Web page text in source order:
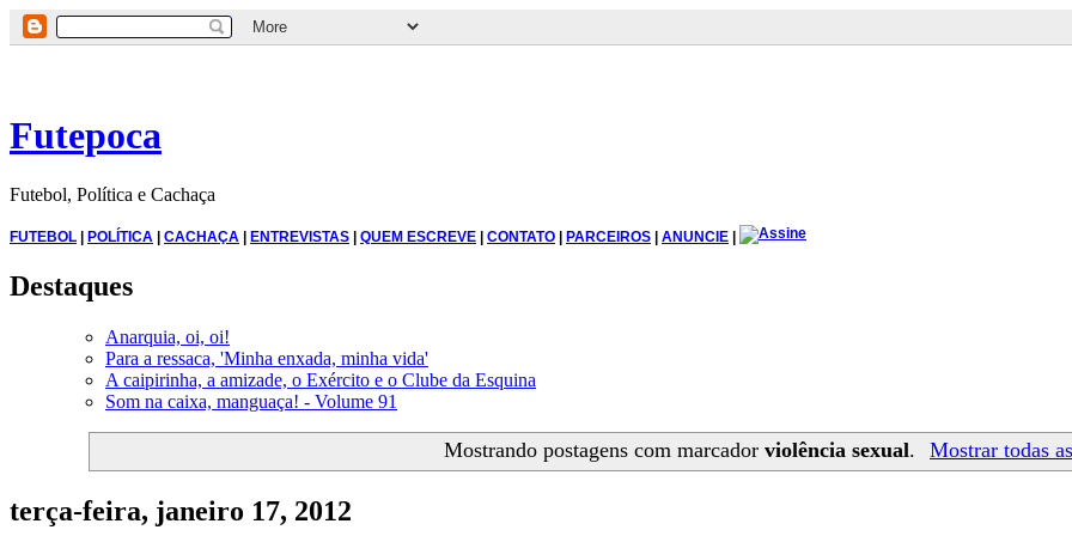
Futepoca
Futebol, Política e Cachaça
FUTEBOL | POLÍTICA | CACHAÇA | ENTREVISTAS | QUEM ESCREVE | CONTATO | PARCEIROS | ANUNCIE |
Destaques
Anarquia, oi, oi!
Para a ressaca, 'Minha enxada, minha vida'
A caipirinha, a amizade, o Exército e o Clube da Esquina
Som na caixa, manguaça! - Volume 91
Mostrando postagens com marcador violência sexual. Mostrar todas
terça-feira, janeiro 17, 2012